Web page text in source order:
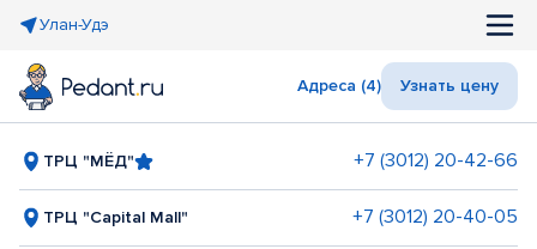
Улан-Удэ
Адреса (4) Узнать цену
ТРЦ "МЁД" +7 (3012) 20-42-66
ТРЦ "Capital Mall" +7 (3012) 20-40-05